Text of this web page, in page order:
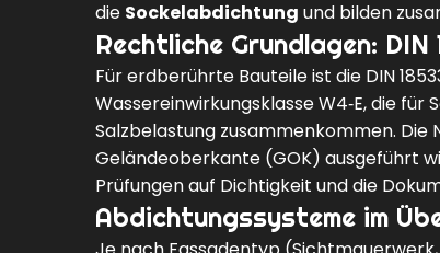
die Sockelabdichtung und bilden
Rechtliche Grundlagen: DIN
Für erdberührte Bauteile ist die DIN
Wassereinwirkungsklasse W4‑E, die für
Salzbelastung zusammenkommen.
Geländeoberkante (GOK) ausgeführt
Prüfungen auf Dichtigkeit und die
Abdichtungssysteme im